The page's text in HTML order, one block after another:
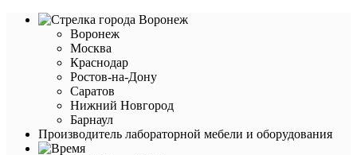
Воронеж
Воронеж
Москва
Краснодар
Ростов-на-Дону
Саратов
Нижний Новгород
Барнаул
Производитель лабораторной мебели и оборудования